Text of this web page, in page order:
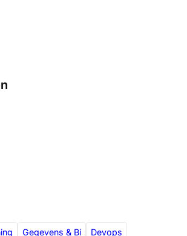
Gegevens & Bi
Devops